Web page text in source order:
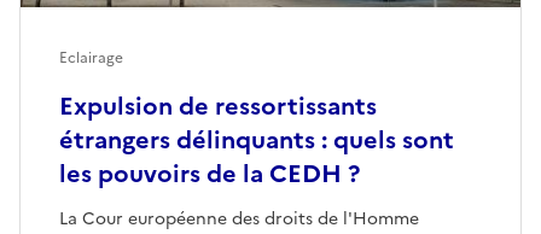
Expulsion de ressortissants
étrangers délinquants : quels sont
les pouvoirs de la CEDH ?
La Cour européenne des droits de l'Homme
Eclairage